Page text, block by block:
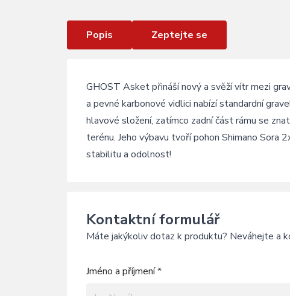
Popis Zeptejte se
GHOST Asket přináší nový a svěží vítr mezi
a pevné karbonové vidlici nabízí standardní
hlavové složení, zatímco zadní část rámu se
terénu. Jeho výbavu tvoří pohon Shimano
stabilitu a odolnost!
Kontaktní formulář
Máte jakýkoliv dotaz k produktu? Neváhejte a
Jméno a příjmení *